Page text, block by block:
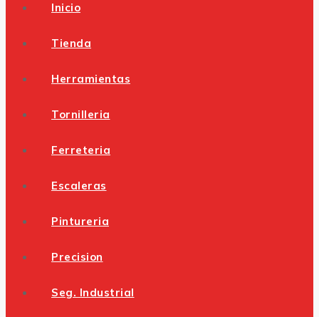
Inicio
Tienda
Herramientas
Tornilleria
Ferreteria
Escaleras
Pintureria
Precision
Seg. Industrial